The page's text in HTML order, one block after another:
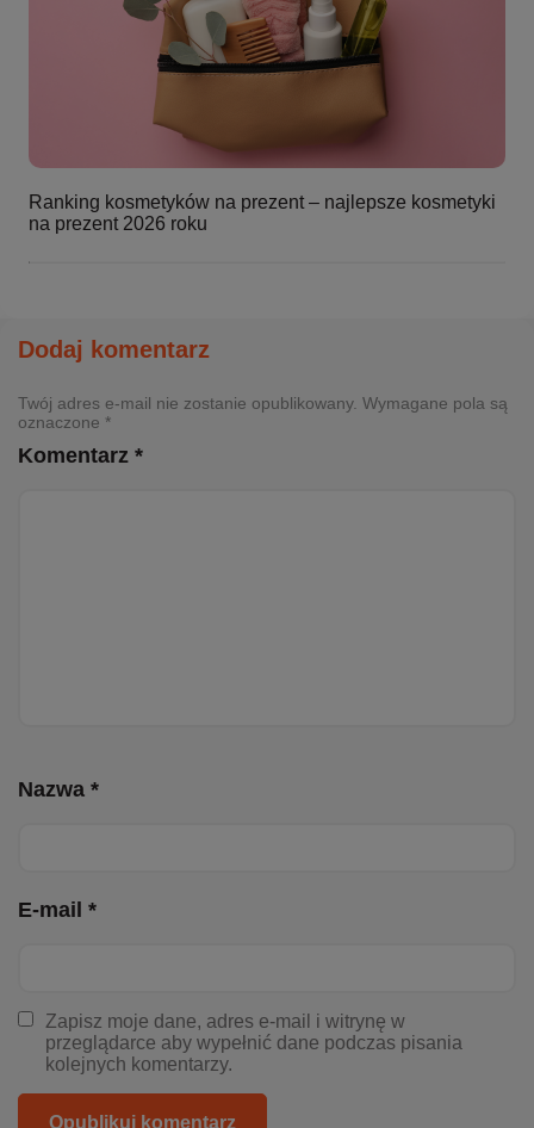
Ranking kosmetyków na prezent – najlepsze kosmetyki
na prezent 2026 roku
Dodaj komentarz
Twój adres e-mail nie zostanie opublikowany. Wymagane pola są
oznaczone *
Komentarz *
Nazwa *
E-mail *
Zapisz moje dane, adres e-mail i witrynę w
przeglądarce aby wypełnić dane podczas pisania
kolejnych komentarzy.
Opublikuj komentarz